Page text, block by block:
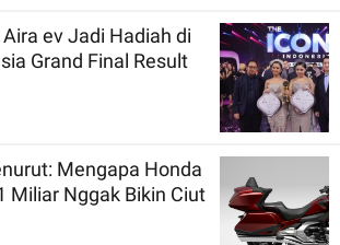
ev Jadi Hadiah di
Grand Final Result
Mengapa Honda
Miliar Nggak Bikin Ciut